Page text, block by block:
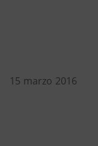
15 marzo 2016